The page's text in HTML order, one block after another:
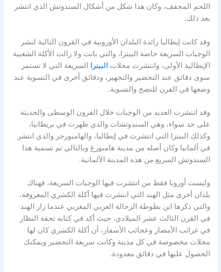
اللحم المجفف، وكان هذا شكل من أشكال السندوتش الذي انتشر
بعد ذلك.
وقد كانت إيطاليا رائدة البلدان الأوروبية في القرون التالية لنشر
الوجبات السريعة خاصة البيتزا، والتي باتت ولا زالت الأكلة الشعبية
الإيطالية الأولى، وانتشرت محلات البيتزا السريعة التي لا تستمر
سوى دقائق عند التحضير والتجهيز، ودقائق أخرى في التسوية عند
وضعها في الفرن للنضج والتسوية.
وقد انتشرت العديد من الوجبات خلال القرون الوسطى والحديثة
على حد سواء، وهي السندوتشات والذي ظهرت في بريطانيا،
وكذلك البيتزا التي انتشرت في إيطاليا، والهامبورجر والذي انتشر
في ألمانيا وكان أصله من مدينة هامبورغ وبالتالي تم تسمية هذا
السندوتش السريع من هذه المدينة الألمانية.
وليست أوروبا فقط من انتشرت فيها الوجبات السريعة، فهناك
بلدان أخرى مثل الهند التي انتشرت فيها أكلة الكشري المعروفة،
والتي ذكرها ابن بطوطة الرحالة العربي المغربي عندما زار الهند
في القرن الثالث عشر الميلادي، حيث أكد في كتابه تحفة النظار
في غرائب الأمصار وعجائب الأسفار، أن أكلة الكشري كان لها
محلات مخصوصة في كل مدينة وكانت سريعة التحضير ويمكنك
الحصول عليها في دقائق معدودة.